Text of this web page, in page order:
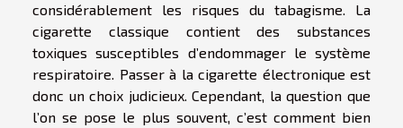
considérablement les risques du tabagisme. La
cigarette classique contient des substances
toxiques susceptibles d’endommager le système
respiratoire. Passer à la cigarette électronique est
donc un choix judicieux. Cependant, la question que
l’on se pose le plus souvent, c’est comment bien